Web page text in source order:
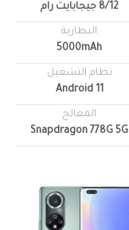
8/12 جيجابايت رام
البطارية
5000mAh
نظام التشغيل
Android 11
المعالج
Snapdragon 778G 5G